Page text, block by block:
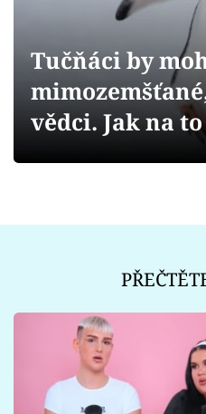
Videa
Sledujte prima+
Tučňáci by
vědci. Jak na